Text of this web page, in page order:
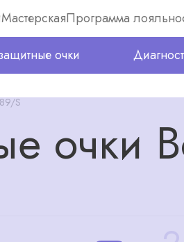
МастерскаяПрограмма
очки
S
очки